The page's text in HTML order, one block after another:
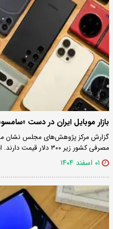
بازار موبایل ایران در دست
مصرفی کشور زیر ۳۰۰ دلار قیمت دارند. این گروه، ۵۰ درصد…
۰۱ اسفند ۱۴۰۴